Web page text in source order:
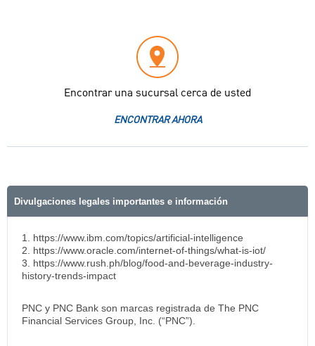
Encontrar una sucursal cerca de usted
ENCONTRAR AHORA
Divulgaciones legales importantes e información
1. https://www.ibm.com/topics/artificial-intelligence
2. https://www.oracle.com/internet-of-things/what-is-iot/
3. https://www.rush.ph/blog/food-and-beverage-industry-
history-trends-impact
PNC y PNC Bank son marcas registrada de The PNC
Financial Services Group, Inc. (“PNC”).